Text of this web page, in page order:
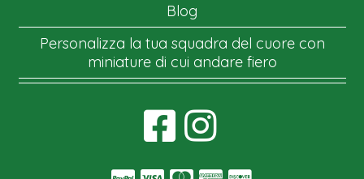
Blog
Personalizza la tua squadra del cuore con
miniature di cui andare fiero